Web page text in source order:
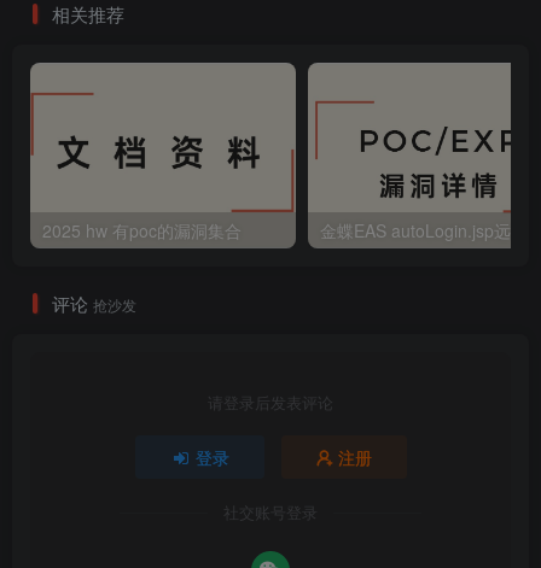
相关推荐
2025 hw 有poc的漏洞集合
评论 抢沙发
请登录后发表评论
登录 注册
社交账号登录